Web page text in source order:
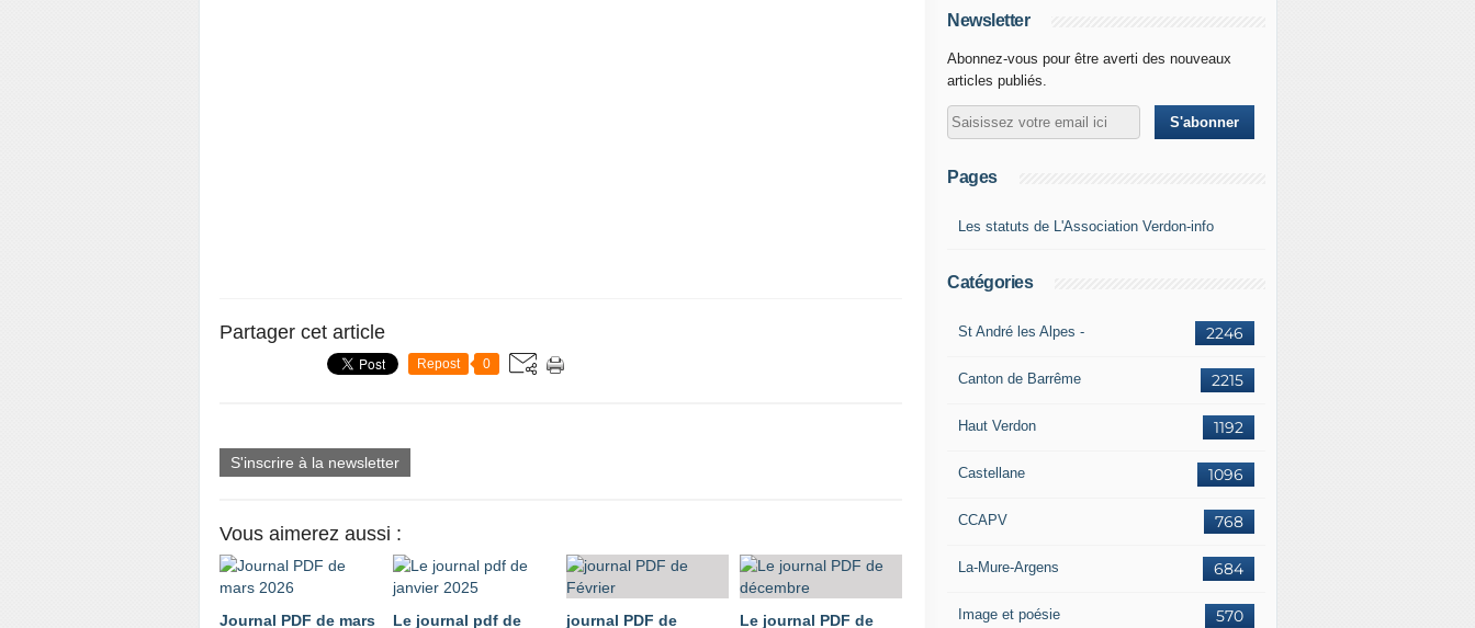
Partager cet article
Repost 0
S'inscrire à la newsletter
Vous aimerez aussi :
Journal PDF de mars
Le journal pdf de
journal PDF de
Le journal PDF de
Newsletter
Abonnez-vous pour être averti des nouveaux
articles publiés.
Pages
Les statuts de L'Association Verdon-info
Catégories
2246
St André les Alpes -
2215
Canton de Barrême
1192
Haut Verdon
1096
Castellane
768
CCAPV
684
La-Mure-Argens
570
Image et poésie